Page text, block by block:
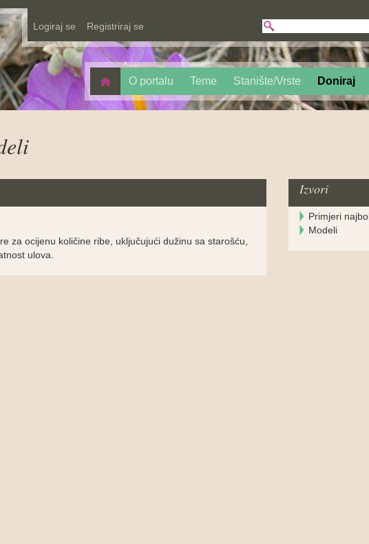
Logiraj se Registriraj se
O portalu Teme Stanište/Vrste Doniraj
za ocijenu količine ribe, uključujući dužinu sa starošću,
ulova.
Izvori
Primjeri
Modeli